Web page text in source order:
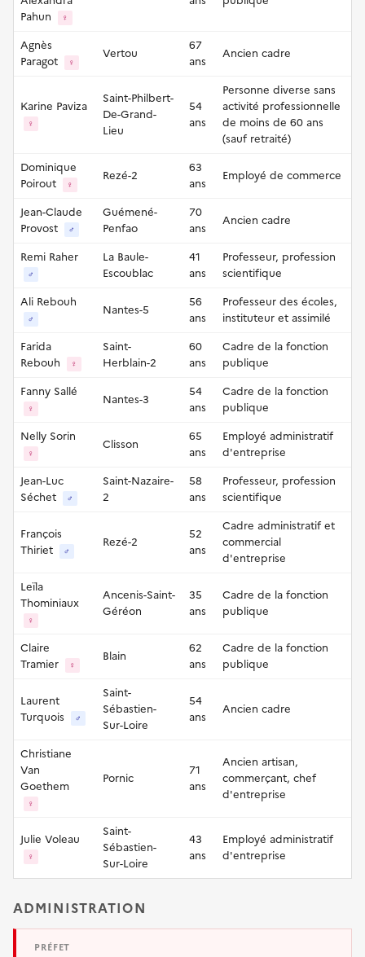
Pahun
♀
Agnès
Paragot
♀
Vertou
67
ans
Ancien cadre
Karine Paviza
♀
Saint-Philbert-
De-Grand-
Lieu
54
ans
Personne diverse sans
activité professionnelle
de moins de 60 ans
(sauf retraité)
Dominique
Poirout
♀
Rezé-2
63
ans
Employé de commerce
Jean-Claude
Provost
♂
Guémené-
Penfao
70
ans
Ancien cadre
Remi Raher
♂
La Baule-
Escoublac
41
ans
Professeur, profession
scientifique
Ali Rebouh
♂
Nantes-5
56
ans
Professeur des écoles,
instituteur et assimilé
Farida
Rebouh
♀
Saint-
Herblain-2
60
ans
Cadre de la fonction
publique
Fanny Sallé
♀
Nantes-3
54
ans
Cadre de la fonction
publique
Nelly Sorin
♀
Clisson
65
ans
Employé administratif
d'entreprise
Jean-Luc
Séchet
♂
Saint-Nazaire-
2
58
ans
Professeur, profession
scientifique
François
Thiriet
♂
Rezé-2
52
ans
Cadre administratif et
commercial
d'entreprise
Leïla
Thominiaux
♀
Ancenis-Saint-
Géréon
35
ans
Cadre de la fonction
publique
Claire
Tramier
♀
Blain
62
ans
Cadre de la fonction
publique
Laurent
Turquois
♂
Saint-
Sébastien-
Sur-Loire
54
ans
Ancien cadre
Christiane
Van
Goethem
♀
Pornic
71
ans
Ancien artisan,
commerçant, chef
d'entreprise
Julie Voleau
♀
Saint-
Sébastien-
Sur-Loire
43
ans
Employé administratif
d'entreprise
ADMINISTRATION
PRÉFET